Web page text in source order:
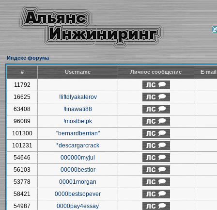
Индекс форума
# Username Личное сообщение E-
11792
16625
!liftdlyakaterov
63408
!linawati88
96089
!mostbetpk
101300
"bernardberrian"
101231
*descargarcrack
54646
000000myjul
56103
00000bestlor
53778
00001morgan
58421
0000bestsopever
54987
0000pay4essay